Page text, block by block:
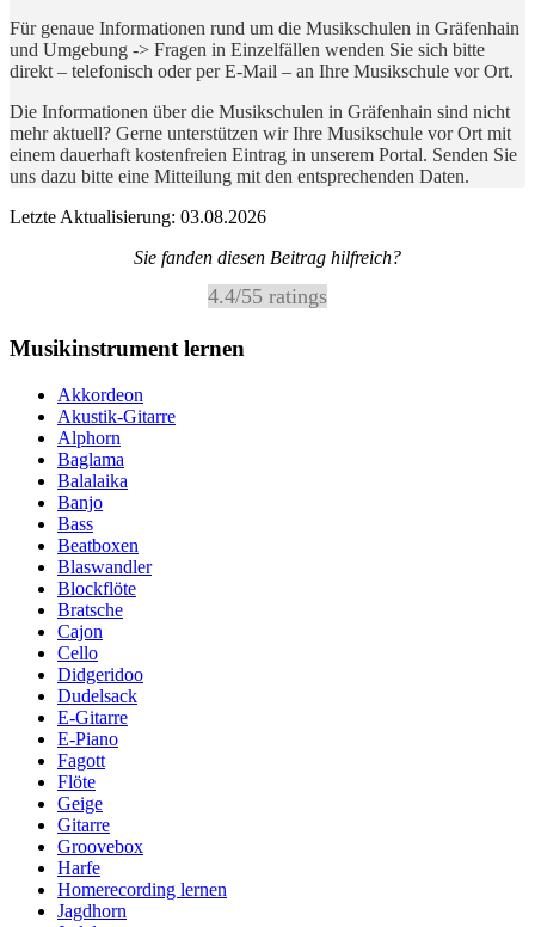
Für genaue Informationen rund um die Musikschulen in Gräfenhain
und Umgebung -> Fragen in Einzelfällen wenden Sie sich bitte
direkt – telefonisch oder per E-Mail – an Ihre Musikschule vor Ort.
Die Informationen über die Musikschulen in Gräfenhain sind nicht
mehr aktuell? Gerne unterstützen wir Ihre Musikschule vor Ort mit
einem dauerhaft kostenfreien Eintrag in unserem Portal. Senden Sie
uns dazu bitte eine Mitteilung mit den entsprechenden Daten.
Letzte Aktualisierung: 03.08.2026
Sie fanden diesen Beitrag hilfreich?
4.4/55 ratings
Musikinstrument lernen
Akkordeon
Akustik-Gitarre
Alphorn
Baglama
Balalaika
Banjo
Bass
Beatboxen
Blaswandler
Blockflöte
Bratsche
Cajon
Cello
Didgeridoo
Dudelsack
E-Gitarre
E-Piano
Fagott
Flöte
Geige
Gitarre
Groovebox
Harfe
Homerecording lernen
Jagdhorn